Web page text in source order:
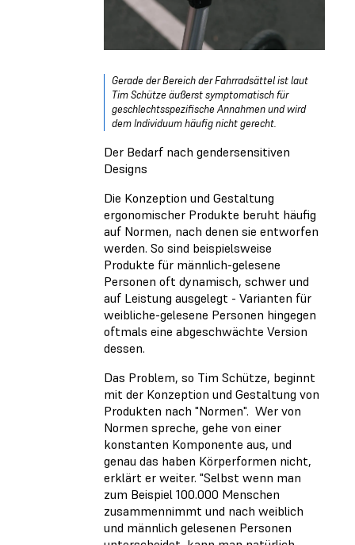
Gerade der Bereich der Fahrradsättel ist laut
Tim Schütze äußerst symptomatisch für
geschlechtsspezifische Annahmen und wird
dem Individuum häufig nicht gerecht.
Der Bedarf nach gendersensitiven
Designs
Die Konzeption und Gestaltung
ergonomischer Produkte beruht häufig
auf Normen, nach denen sie entworfen
werden. So sind beispielsweise
Produkte für männlich-gelesene
Personen oft dynamisch, schwer und
auf Leistung ausgelegt - Varianten für
weibliche-gelesene Personen hingegen
oftmals eine abgeschwächte Version
dessen.
Das Problem, so Tim Schütze, beginnt
mit der Konzeption und Gestaltung von
Produkten nach "Normen". Wer von
Normen spreche, gehe von einer
konstanten Komponente aus, und
genau das haben Körperformen nicht,
erklärt er weiter. "Selbst wenn man
zum Beispiel 100.000 Menschen
zusammennimmt und nach weiblich
und männlich gelesenen Personen